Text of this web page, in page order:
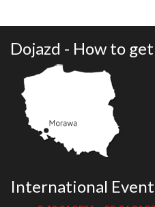
Dojazd - How to get
International Event